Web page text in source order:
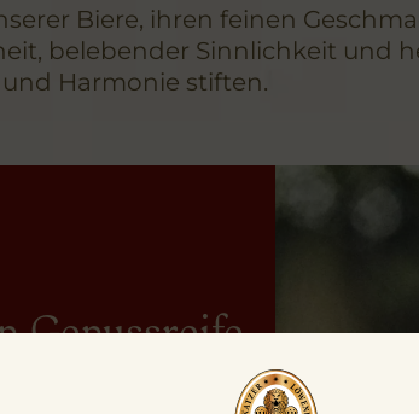
Biere, ihren feinen
belebender Sinnlichkeit und
Harmonie stiften.
Genussreife